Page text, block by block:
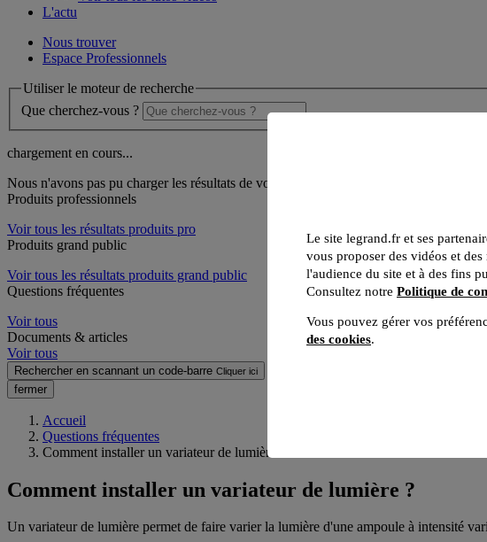
L'actu
Nous trouver
Espace Professionnels
Utiliser le moteur de recherche
Que cherchez-vous ?
chargement en cours...
Nous n'avons pas pu charger les résultats de votre recherche
Produits professionnels
Voir tous les résultats produits pro
Produits grand public
Voir tous les résultats produits grand public
Questions fréquentes
Voir tous
Documents & articles
Voir tous
Rechercher en scannant un code-barre Cliquer ici
fermer
Accueil
Questions fréquentes
Comment installer un variateur de lumière ?
Comment installer un variateur de lumière ?
Un variateur de lumière permet de faire varier la lumière d'une ampoule à intensité
Le site legrand.fr et ses
vous proposer des vidéos et
l'audience du site et à des fins
Consultez notre Politique de
Vous pouvez gérer vos
des cookies.